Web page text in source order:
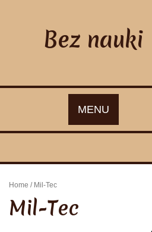
Bez nauki
MENU
Home / Mil-Tec
Mil-Tec